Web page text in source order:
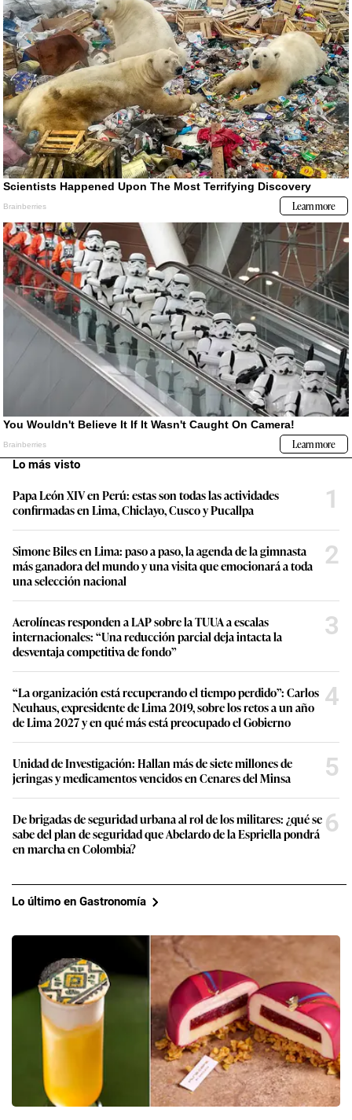
Lo más visto
Papa León XIV en Perú: estas son todas las actividades
confirmadas en Lima, Chiclayo, Cusco y Pucallpa
1
Simone Biles en Lima: paso a paso, la agenda de la gimnasta
más ganadora del mundo y una visita que emocionará a toda
una selección nacional
2
Aerolíneas responden a LAP sobre la TUUA a escalas
internacionales: “Una reducción parcial deja intacta la
desventaja competitiva de fondo”
3
“La organización está recuperando el tiempo perdido”: Carlos
Neuhaus, expresidente de Lima 2019, sobre los retos a un año
de Lima 2027 y en qué más está preocupado el Gobierno
4
Unidad de Investigación: Hallan más de siete millones de
jeringas y medicamentos vencidos en Cenares del Minsa
5
De brigadas de seguridad urbana al rol de los militares: ¿qué se
sabe del plan de seguridad que Abelardo de la Espriella pondrá
en marcha en Colombia?
6
Lo último en Gastronomía